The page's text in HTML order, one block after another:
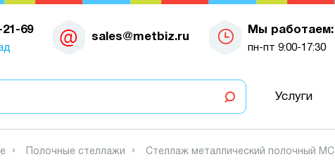
21-69
sales@metbiz.ru
Мы работаем:
пн-пт 9:00-17:30
Услуги
Полочные стеллажи Стеллаж металлический полочный